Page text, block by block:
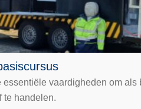
essentiële vaardigheden om
te handelen.